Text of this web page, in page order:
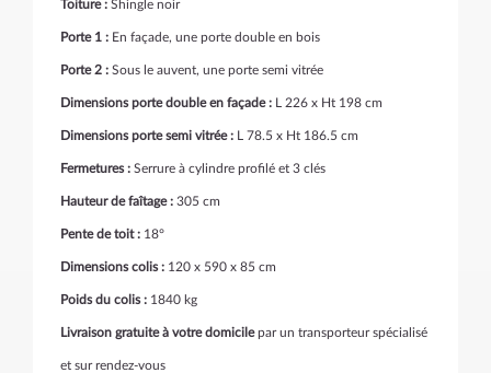
Toiture : Shingle noir
Porte 1 : En façade, une porte double en bois
Porte 2 : Sous le auvent, une porte semi vitrée
Dimensions porte double en façade : L 226 x Ht 198 cm
Dimensions porte semi vitrée : L 78.5 x Ht 186.5 cm
Fermetures : Serrure à cylindre profilé et 3 clés
Hauteur de faîtage : 305 cm
Pente de toit : 18°
Dimensions colis : 120 x 590 x 85 cm
Poids du colis : 1840 kg
Livraison gratuite à votre domicilepar un transporteur spécialisé
et sur rendez-vous